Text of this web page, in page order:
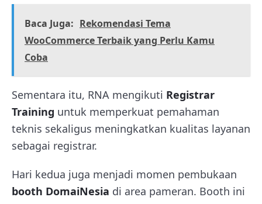
Baca Juga: Rekomendasi Tema
WooCommerce Terbaik yang Perlu Kamu
Coba
Sementara itu, RNA mengikuti Registrar
Training untuk memperkuat pemahaman
teknis sekaligus meningkatkan kualitas layanan
sebagai registrar.
Hari kedua juga menjadi momen pembukaan
booth DomaiNesia di area pameran. Booth ini